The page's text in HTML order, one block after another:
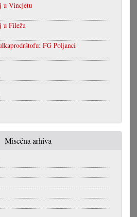
u Vincjetu
u Filežu
FG Poljanci
Misečna arhiva